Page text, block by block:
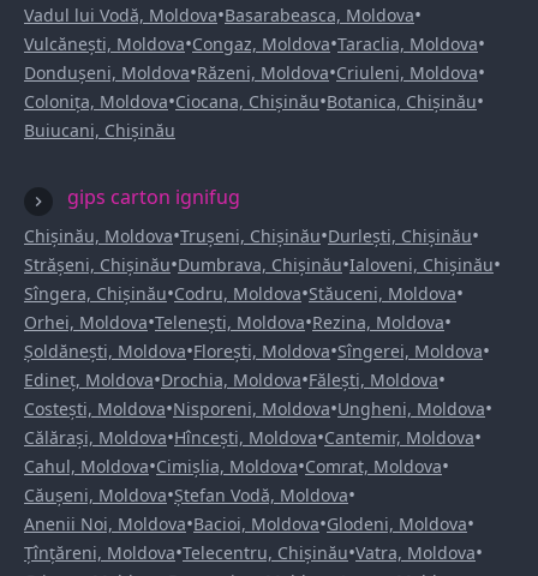
Vadul lui Vodă, Moldova•Basarabeasca, Moldova•
Vulcănești, Moldova•Congaz, Moldova•Taraclia, Moldova•
Dondușeni, Moldova•Răzeni, Moldova•Criuleni, Moldova•
Colonița, Moldova•Ciocana, Chișinău•Botanica, Chișinău•
Buiucani, Chișinău
gips carton ignifug
Chișinău, Moldova•Trușeni, Chișinău•Durlești, Chișinău•
Strășeni, Chișinău•Dumbrava, Chișinău•Ialoveni, Chișinău•
Sîngera, Chișinău•Codru, Moldova•Stăuceni, Moldova•
Orhei, Moldova•Telenești, Moldova•Rezina, Moldova•
Șoldănești, Moldova•Florești, Moldova•Sîngerei, Moldova•
Edineț, Moldova•Drochia, Moldova•Fălești, Moldova•
Costești, Moldova•Nisporeni, Moldova•Ungheni, Moldova•
Călărași, Moldova•Hîncești, Moldova•Cantemir, Moldova•
Cahul, Moldova•Cimișlia, Moldova•Comrat, Moldova•
Căușeni, Moldova•Ștefan Vodă, Moldova•
Anenii Noi, Moldova•Bacioi, Moldova•Glodeni, Moldova•
Țînțăreni, Moldova•Telecentru, Chișinău•Vatra, Moldova•